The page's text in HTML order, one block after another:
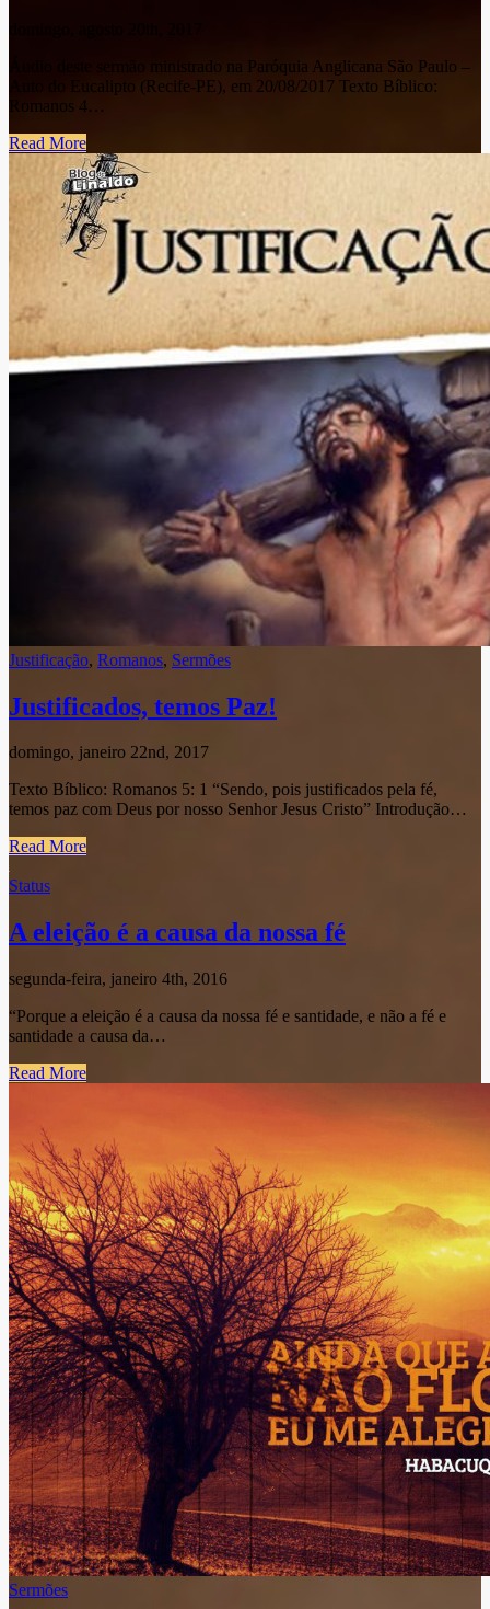
Áudio deste sermão ministrado na Paróquia Anglicana São Paulo –
Auto do Eucalipto (Recife-PE), em 20/08/2017 Texto Bíblico:
Romanos 4…
Read More
Justificação, Romanos, Sermões
Justificados, temos Paz!
domingo, janeiro 22nd, 2017
Texto Bíblico: Romanos 5: 1 “Sendo, pois justificados pela fé,
temos paz com Deus por nosso Senhor Jesus Cristo” Introdução…
Read More
Status
A eleição é a causa da nossa fé
segunda-feira, janeiro 4th, 2016
“Porque a eleição é a causa da nossa fé e santidade, e não a fé e
santidade a causa da…
Read More
Sermões